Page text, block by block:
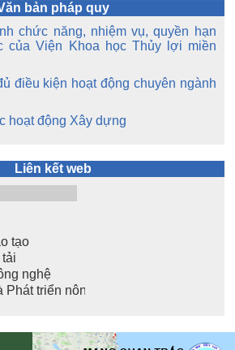
bản pháp quy
chức năng, nhiệm vụ, quyền hạn
của Viện Khoa học Thủy lợi miền
điều kiện hoạt động chuyên ngành
hoạt động Xây dựng
Liên kết web